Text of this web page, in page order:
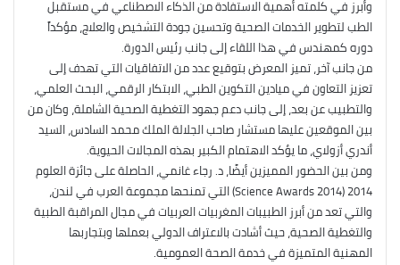
وأبرز في كلمته أهمية الاستفادة من الذكاء الاصطناعي في مستقبل
الطب لتطوير الخدمات الصحية وتحسين جودة التشخيص والعلاج، مؤكداً
دوره كمهندس في هذا اللقاء إلى جانب رئيس الدورة.
من جانب آخر، تميز المعرض بتوقيع عدد من الاتفاقيات التي تهدف إلى
تعزيز التعاون في ميادين التكوين الطبي، الابتكار الرقمي، البحث العلمي،
والتطبيب عن بعد، إلى جانب دعم جهود التغطية الصحية الشاملة، وكان من
بين الموقعين عليها مستشار صاحب الجلالة الملك محمد السادس، السيد
أندري أزولاي، ما يؤكد الاهتمام الكبير بهذه المجالات الحيوية.
ومن بين الحضور المميزين أيضًا، د. رجاء غانمي، الحاصلة على جائزة العلوم
2014 (Science Awards 2014) التي تمنحها مجموعة العرب في لندن،
والتي تعد من أبرز الطبيبات المغربيات العربيات في مجال المراقبة الطبية
والتغطية الصحية، حيث أشادت بالاعتراف الدولي بعملها وبتجاربها
المهنية المتميزة في خدمة الصحة العمومية.